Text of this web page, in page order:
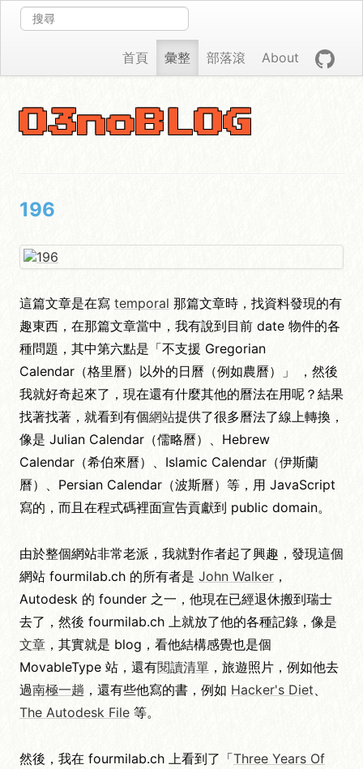
首頁 彙整 部落滾 About
O3noBLOG
196
這篇文章是在寫 temporal 那篇文章時，找資料發現的有
趣東西，在那篇文章當中，我有說到目前 date 物件的各
種問題，其中第六點是「不支援 Gregorian
Calendar（格里曆）以外的日曆（例如農曆）」 ，然後
我就好奇起來了，現在還有什麼其他的曆法在用呢？結果
找著找著，就看到有個網站提供了很多曆法了線上轉換，
像是 Julian Calendar（儒略曆）、Hebrew
Calendar（希伯來曆）、Islamic Calendar（伊斯蘭
曆）、Persian Calendar（波斯曆）等，用 JavaScript
寫的，而且在程式碼裡面宣告貢獻到 public domain。
由於整個網站非常老派，我就對作者起了興趣，發現這個
網站 fourmilab.ch 的所有者是 John Walker ，
Autodesk 的 founder 之一，他現在已經退休搬到瑞士
去了，然後 fourmilab.ch 上就放了他的各種記錄，像是
文章 ，其實就是 blog，看他結構感覺也是個
MovableType 站，還有閱讀清單 ，旅遊照片，例如他去
過南極一趟 ，還有些他寫的書，例如 Hacker's Diet、
The Autodesk File 等。
然後，我在 fourmilab.ch 上看到了「Three Years Of